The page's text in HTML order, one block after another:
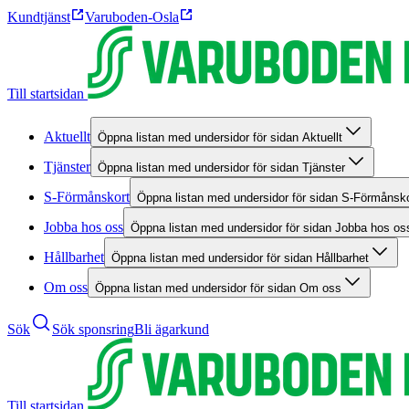
Kundtjänst Varuboden-Osla
Till startsidan
Aktuellt Öppna listan med undersidor för sidan Aktuellt
Tjänster Öppna listan med undersidor för sidan Tjänster
S-Förmånskort Öppna listan med undersidor för sidan S-
Jobba hos oss Öppna listan med undersidor för sidan Jobba hos
Hållbarhet Öppna listan med undersidor för sidan Hållbarhet
Om oss Öppna listan med undersidor för sidan Om oss
Sök Sök sponsringBli ägarkund
Till startsidan